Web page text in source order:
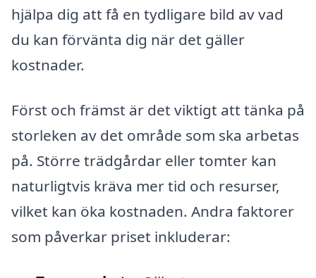
hjälpa dig att få en tydligare bild av vad
du kan förvänta dig när det gäller
kostnader.
Först och främst är det viktigt att tänka på
storleken av det område som ska arbetas
på. Större trädgårdar eller tomter kan
naturligtvis kräva mer tid och resurser,
vilket kan öka kostnaden. Andra faktorer
som påverkar priset inkluderar: